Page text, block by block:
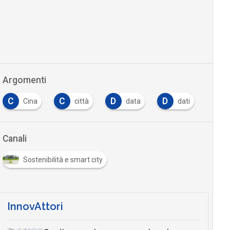
Argomenti
C Cina C città D data D dati
Canali
Sostenibilità e smart city
InnovAttori